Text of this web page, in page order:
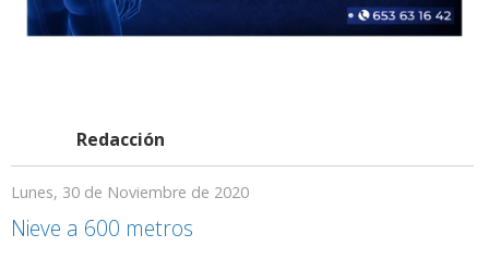
Redacción
Lunes, 30 de Noviembre de 2020
Nieve a 600 metros